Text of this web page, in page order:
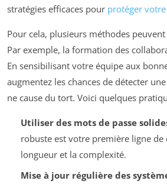
stratégies efficaces pour protéger
Pour cela, plusieurs méthodes
Par exemple, la formation des
En sensibilisant votre équipe aux
augmentez les chances de détecter
ne cause du tort. Voici quelques
Utiliser des mots de passe
robuste est votre première ligne de
longueur et la complexité.
Mise à jour régulière des